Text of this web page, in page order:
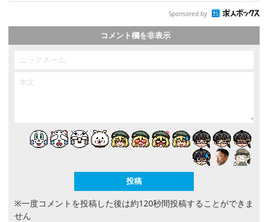
Sponsored by
コメント欄を非表示
※一度コメントを投稿した後は約120秒間投稿することができま
せん